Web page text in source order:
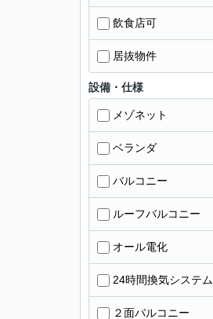
飲食店可
居抜物件
設備・仕様
メゾネット
ベランダ
バルコニー
ルーフバルコニー
オール電化
24時間換気システム
２面バルコニー